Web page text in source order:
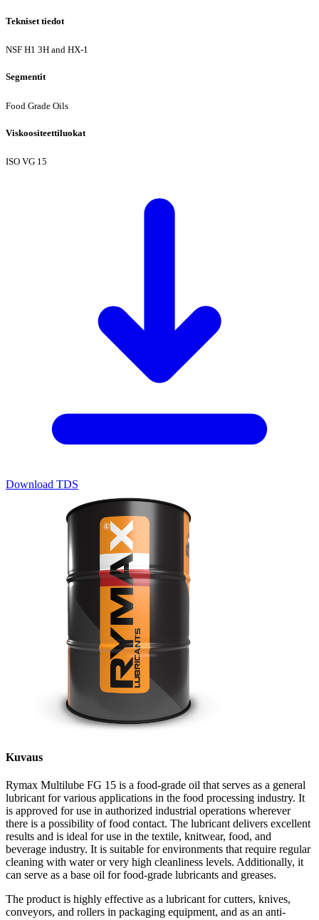
Tekniset tiedot
NSF H1 3H and HX-1
Segmentit
Food Grade Oils
Viskoositeettiluokat
ISO VG 15
Download TDS
Kuvaus
Rymax Multilube FG 15 is a food-grade oil that serves as a general
lubricant for various applications in the food processing industry. It
is approved for use in authorized industrial operations wherever
there is a possibility of food contact. The lubricant delivers excellent
results and is ideal for use in the textile, knitwear, food, and
beverage industry. It is suitable for environments that require regular
cleaning with water or very high cleanliness levels. Additionally, it
can serve as a base oil for food-grade lubricants and greases.
The product is highly effective as a lubricant for cutters, knives,
conveyors, and rollers in packaging equipment, and as an anti-